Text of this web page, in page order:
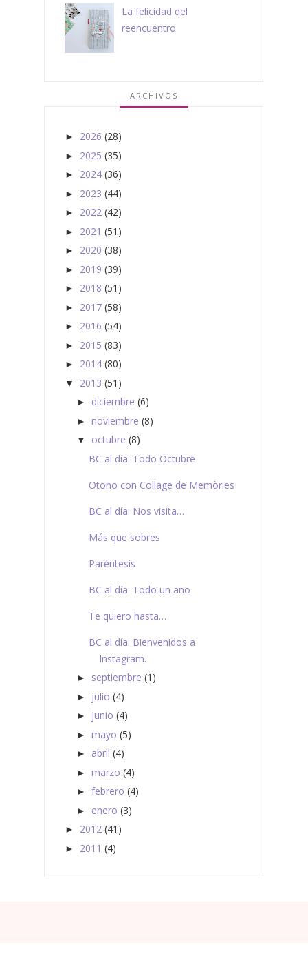
La felicidad del
reencuentro
ARCHIVOS
► 2026 (28)
► 2025 (35)
► 2024 (36)
► 2023 (44)
► 2022 (42)
► 2021 (51)
► 2020 (38)
► 2019 (39)
► 2018 (51)
► 2017 (58)
► 2016 (54)
► 2015 (83)
► 2014 (80)
▼ 2013 (51)
► diciembre (6)
► noviembre (8)
▼ octubre (8)
BC al día: Todo Octubre
Otoño con Collage de Memòries
BC al día: Nos visita…
Más que sobres
Paréntesis
BC al día: Todo un año
Te quiero hasta…
BC al día: Bienvenidos a
Instagram.
► septiembre (1)
► julio (4)
► junio (4)
► mayo (5)
► abril (4)
► marzo (4)
► febrero (4)
► enero (3)
► 2012 (41)
► 2011 (4)